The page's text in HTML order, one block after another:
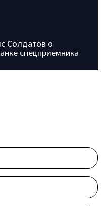
Солдатов о
спецприемника